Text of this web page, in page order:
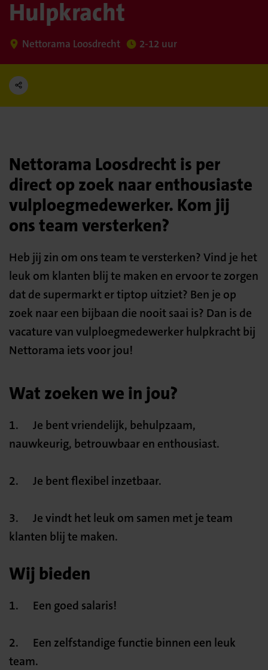
Hulpkracht
Nettorama Loosdrecht 2-12 uur
Nettorama Loosdrecht is per
direct op zoek naar enthousiaste
vulploegmedewerker. Kom jij
ons team versterken?
Heb jij zin om ons team te versterken? Vind je het
leuk om klanten blij te maken en ervoor te zorgen
dat de supermarkt er tiptop uitziet? Ben je op
zoek naar een bijbaan die nooit saai is? Dan is de
vacature van vulploegmedewerker hulpkracht bij
Nettorama iets voor jou!
Wat zoeken we in jou?
1. Je bent vriendelijk, behulpzaam,
nauwkeurig, betrouwbaar en enthousiast.
2. Je bent flexibel inzetbaar.
3. Je vindt het leuk om samen met je team
klanten blij te maken.
Wij bieden
1. Een goed salaris!
2. Een zelfstandige functie binnen een leuk
team.